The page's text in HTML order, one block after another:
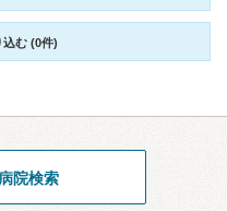
込む (0件)
院検索